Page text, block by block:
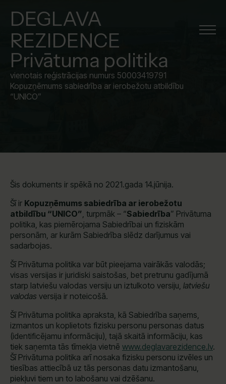
DEGLAVA
REZIDENCE
Privātuma politika
vienotais reģistrācijas numurs 50003419791
Kopuzņēmums sabiedrība ar ierobežotu atbildību
“UNICO”
Šis dokuments ir spēkā no 2021.gada 14.jūnija.
Šī ir Kopuzņēmums sabiedrība ar ierobežotu
atbildību “UNICO”, turpmāk – “Sabiedrība” Privātuma
politika, kas piemērojama Sabiedrībai un fiziskām
personām, ar kurām Sabiedrība slēdz darījumus vai
sadarbojas.
Šī Privātuma politika var būt pieejama vairākās valodās;
visas versijas ir juridiski saistošas, bet pretrunu gadījumā
starp latviešu valodas versiju un iztulkoto versiju, latviešu
valodas versija ir noteicošā.
Šī Privātuma politika apraksta, kā Sabiedrība saņems,
izmantos un koplietots fizisku personu personas datus
(identificējamu informāciju), tajā skaitā informāciju, kas
tiek saņemta tās tīmekļa vietnē www.deglavarezidence.lv.
Šī Privātuma politika arī nosaka fizisku personu izvēles un
tiesības attiecībā uz tās personas datu izmantošanu,
piekļuvi tiem un to labošanu vai dzēšanu.